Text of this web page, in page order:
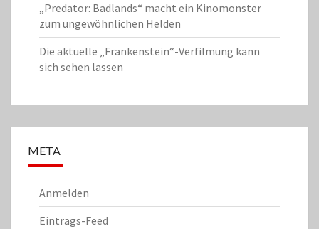
„Predator: Badlands“ macht ein Kinomonster
zum ungewöhnlichen Helden
Die aktuelle „Frankenstein“-Verfilmung kann
sich sehen lassen
META
Anmelden
Eintrags-Feed